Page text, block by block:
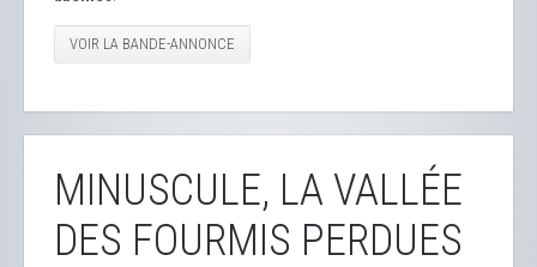
VOIR LA BANDE-ANNONCE
MINUSCULE, LA VALLÉE
DES FOURMIS PERDUES